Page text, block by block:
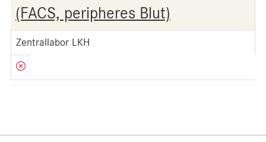
(FACS, peripheres Blut)
Zentrallabor LKH